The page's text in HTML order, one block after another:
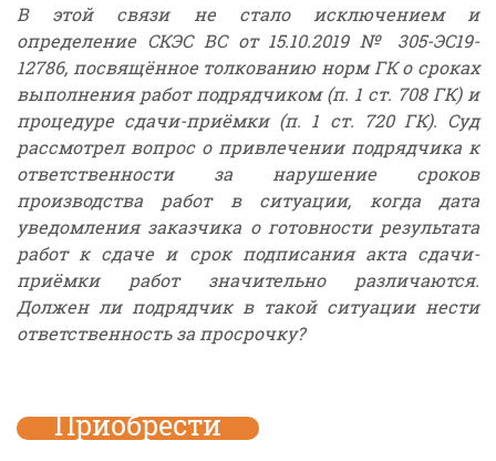
В этой связи не стало исключением и
определение СКЭС ВС от 15.10.2019 № 305-ЭС19-
12786, посвящённое толкованию норм ГК о сроках
выполнения работ подрядчиком (п. 1 ст. 708 ГК) и
процедуре сдачи-приёмки (п. 1 ст. 720 ГК). Суд
рассмотрел вопрос о привлечении подрядчика к
ответственности за нарушение сроков
производства работ в ситуации, когда дата
уведомления заказчика о готовности результата
работ к сдаче и срок подписания акта сдачи-
приёмки работ значительно различаются.
Должен ли подрядчик в такой ситуации нести
ответственность за просрочку?
Приобрести